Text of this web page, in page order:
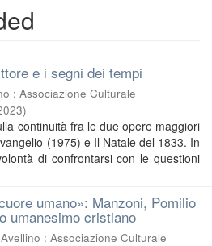
e i segni dei tempi
: Associazione Culturale
)
continuità fra le due opere maggiori
(1975) e Il Natale del 1833. In
di confrontarsi con le questioni
umano»: Manzoni, Pomilio
umanesimo cristiano
Avellino : Associazione Culturale